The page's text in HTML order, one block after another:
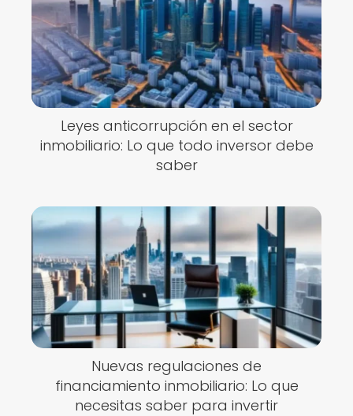
Leyes anticorrupción en el sector
inmobiliario: Lo que todo inversor debe
saber
Nuevas regulaciones de
financiamiento inmobiliario: Lo que
necesitas saber para invertir